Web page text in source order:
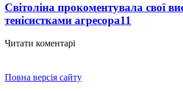
Світоліна прокоментувала свої
тенісистками агресора11
Читати коментарі
Повна версія сайту